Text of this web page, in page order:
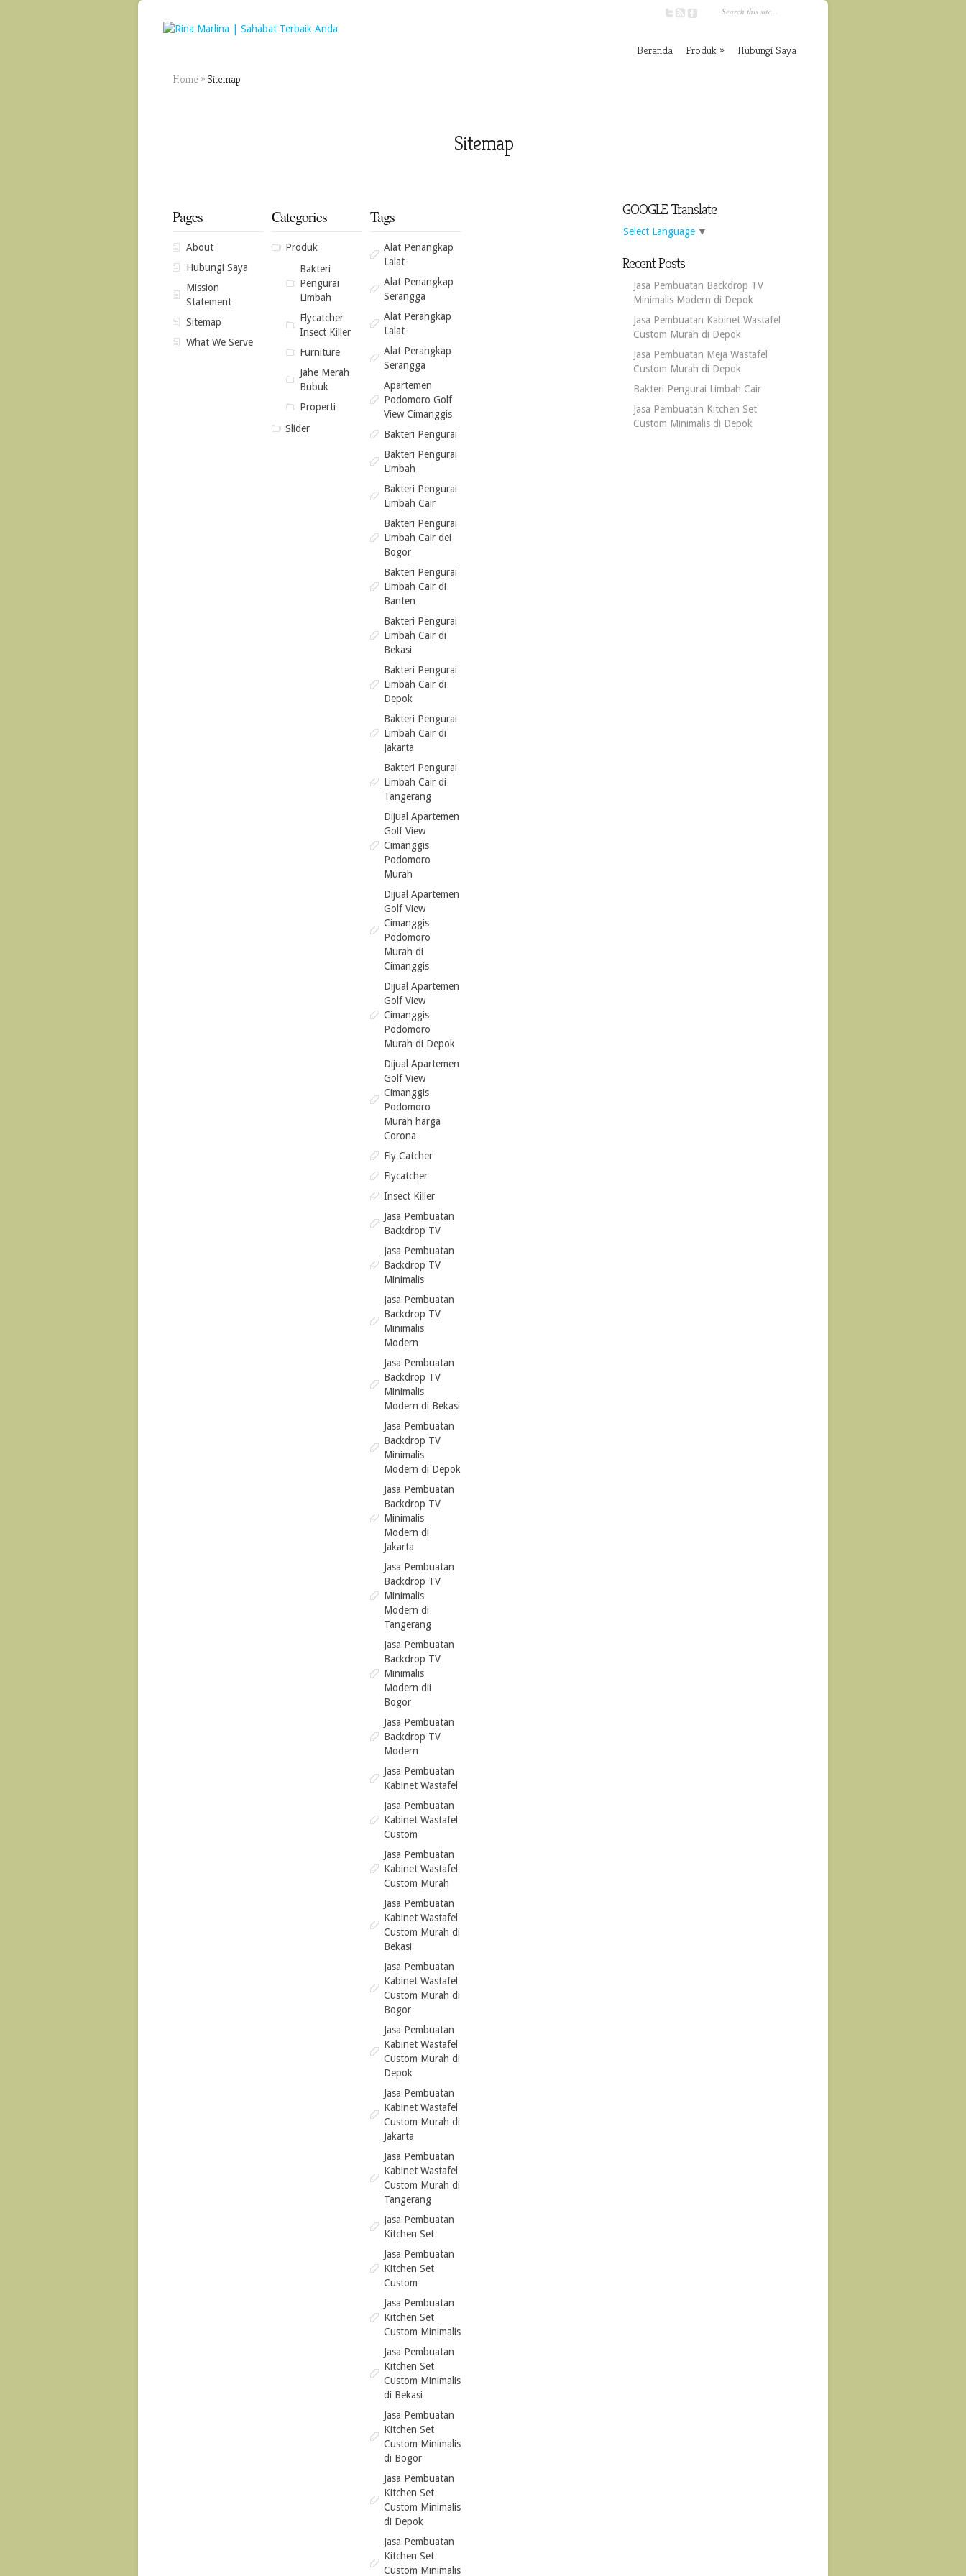
Beranda Produk Hubungi Saya
Home » Sitemap
Sitemap
Pages
About
Hubungi Saya
Mission
Statement
Sitemap
What We Serve
Categories
Produk
Bakteri
Pengurai
Limbah
Flycatcher
Insect Killer
Furniture
Jahe Merah
Bubuk
Properti
Slider
Tags
Alat Penangkap
Lalat
Alat Penangkap
Serangga
Alat Perangkap
Lalat
Alat Perangkap
Serangga
Apartemen
Podomoro Golf
View Cimanggis
Bakteri Pengurai
Bakteri Pengurai
Limbah
Bakteri Pengurai
Limbah Cair
Bakteri Pengurai
Limbah Cair dei
Bogor
Bakteri Pengurai
Limbah Cair di
Banten
Bakteri Pengurai
Limbah Cair di
Bekasi
Bakteri Pengurai
Limbah Cair di
Depok
Bakteri Pengurai
Limbah Cair di
Jakarta
Bakteri Pengurai
Limbah Cair di
Tangerang
Dijual Apartemen
Golf View
Cimanggis
Podomoro
Murah
Dijual Apartemen
Golf View
Cimanggis
Podomoro
Murah di
Cimanggis
Dijual Apartemen
Golf View
Cimanggis
Podomoro
Murah di Depok
Dijual Apartemen
Golf View
Cimanggis
Podomoro
Murah harga
Corona
Fly Catcher
Flycatcher
Insect Killer
Jasa Pembuatan
Backdrop TV
Jasa Pembuatan
Backdrop TV
Minimalis
Jasa Pembuatan
Backdrop TV
Minimalis
Modern
Jasa Pembuatan
Backdrop TV
Minimalis
Modern di Bekasi
Jasa Pembuatan
Backdrop TV
Minimalis
Modern di Depok
Jasa Pembuatan
Backdrop TV
Minimalis
Modern di
Jakarta
Jasa Pembuatan
Backdrop TV
Minimalis
Modern di
Tangerang
Jasa Pembuatan
Backdrop TV
Minimalis
Modern dii
Bogor
Jasa Pembuatan
Backdrop TV
Modern
Jasa Pembuatan
Kabinet Wastafel
Jasa Pembuatan
Kabinet Wastafel
Custom
Jasa Pembuatan
Kabinet Wastafel
Custom Murah
Jasa Pembuatan
Kabinet Wastafel
Custom Murah di
Bekasi
Jasa Pembuatan
Kabinet Wastafel
Custom Murah di
Bogor
Jasa Pembuatan
Kabinet Wastafel
Custom Murah di
Depok
Jasa Pembuatan
Kabinet Wastafel
Custom Murah di
Jakarta
Jasa Pembuatan
Kabinet Wastafel
Custom Murah di
Tangerang
Jasa Pembuatan
Kitchen Set
Jasa Pembuatan
Kitchen Set
Custom
Jasa Pembuatan
Kitchen Set
Custom Minimalis
Jasa Pembuatan
Kitchen Set
Custom Minimalis
di Bekasi
Jasa Pembuatan
Kitchen Set
Custom Minimalis
di Bogor
Jasa Pembuatan
Kitchen Set
Custom Minimalis
di Depok
Jasa Pembuatan
Kitchen Set
Custom Minimalis
GOOGLE Translate
Select Language ▼
Recent Posts
Jasa Pembuatan Backdrop TV
Minimalis Modern di Depok
Jasa Pembuatan Kabinet Wastafel
Custom Murah di Depok
Jasa Pembuatan Meja Wastafel
Custom Murah di Depok
Bakteri Pengurai Limbah Cair
Jasa Pembuatan Kitchen Set
Custom Minimalis di Depok